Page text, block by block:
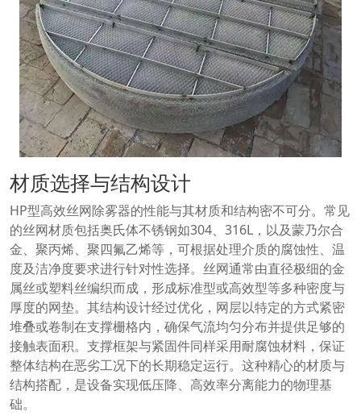
材质选择与结构设计
HP型高效丝网除雾器的性能与其材质和结构密不可分。常见
的丝网材质包括奥氏体不锈钢如304、316L，以及蒙乃尔合
金、聚丙烯、聚四氟乙烯等，可根据处理介质的腐蚀性、温
度及洁净度要求进行针对性选择。丝网通常由直径极细的金
属丝或塑料丝编织而成，形成标准型或高效型等多种密度与
厚度的网垫。其结构设计经过优化，网层以特定的方式紧密
堆叠或卷制在支撑栅格内，确保气流均匀分布并提供足够的
接触表面积。支撑框架与紧固件同样采用耐腐蚀材料，保证
整体结构在恶劣工况下的长期稳定运行。这种精心的材质与
结构搭配，是设备实现低压降、高效率分离能力的物理基
础。